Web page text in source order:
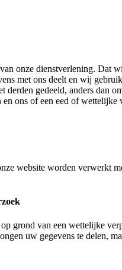
onze dienstverlening. Dat
met ons deelt en wij
gedeeld, anders dan
en ons of een eed of wettelijke
website worden verwerkt
grond van een wettelijke
uw gegevens te delen,